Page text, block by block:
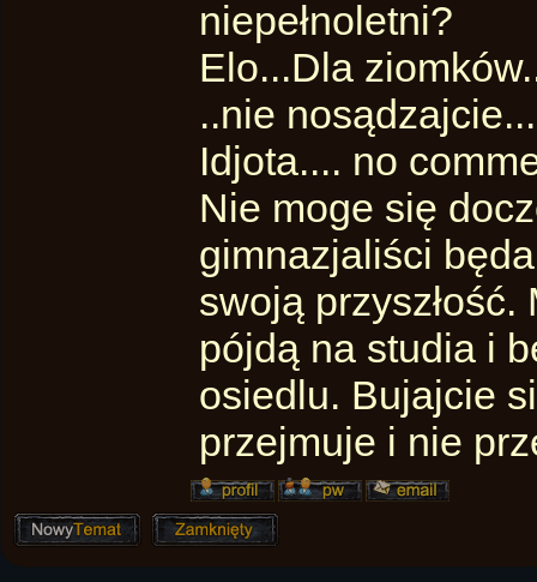
niepełnoletni?
Elo...Dla
..nie
Idjota.... no
Nie moge się
gimnazjaliści
swoją
pójdą na studia i
osiedlu. Bujajcie
przejmuje i nie